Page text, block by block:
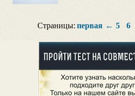
Страницы: первая ← 5 6